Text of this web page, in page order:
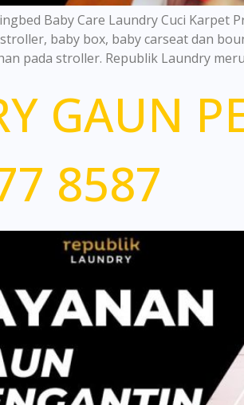
Baby Care Laundry Cuci
baby box, baby carseat dan
pada stroller. Republik Laundry
GAUN
8587